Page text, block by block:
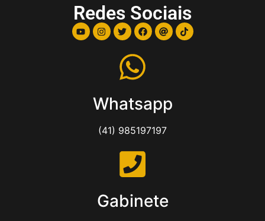
Redes Sociais
Whatsapp
(41) 985197197
Gabinete